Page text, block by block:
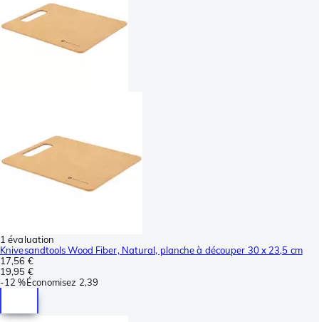
1 évaluation
Knivesandtools Wood Fiber, Natural, planche à découper 30 x 23,5 cm
17,56 €
19,95 €
-12 %Économisez 2,39